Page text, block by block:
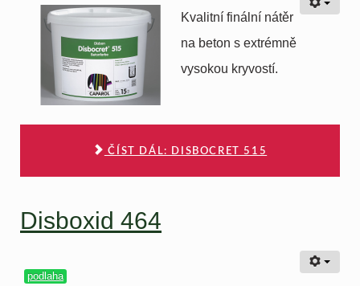
Kvalitní finální nátěr
na beton s extrémně
vysokou kryvostí.
ČÍST DÁL: DISBOCRET 515
Disboxid 464
podlaha